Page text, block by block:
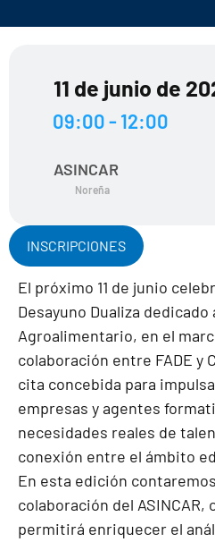
11 de junio de
09:00 - 12:00
ASINCAR
Noreña
El próximo 11 de junio
Desayuno Dualiza
Agroalimentario, en el
colaboración entre FADE y
cita concebida para
empresas y agentes
necesidades reales de
conexión entre el ámbito
En esta edición
colaboración del
permitirá enriquecer el
INSCRIPCIONES